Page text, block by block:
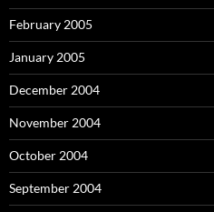
February 2005
January 2005
December 2004
November 2004
October 2004
September 2004